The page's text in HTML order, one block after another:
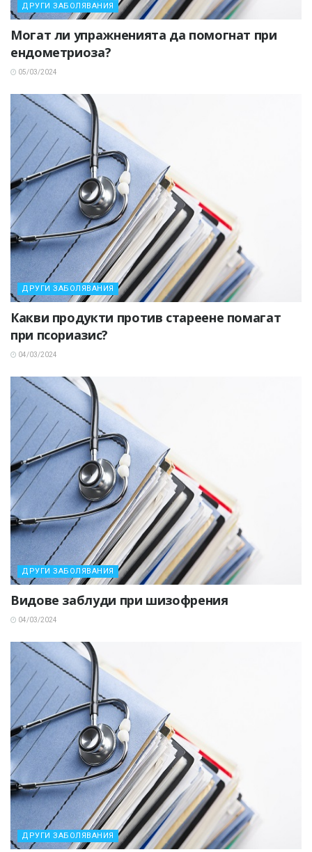
ДРУГИ ЗАБОЛЯВАНИЯ
Могат ли упражненията да помогнат при
ендометриоза?
05/03/2024
ДРУГИ ЗАБОЛЯВАНИЯ
Какви продукти против стареене помагат
при псориазис?
04/03/2024
ДРУГИ ЗАБОЛЯВАНИЯ
Видове заблуди при шизофрения
04/03/2024
ДРУГИ ЗАБОЛЯВАНИЯ